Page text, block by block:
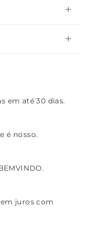
em até 30 dias.
é nosso.
.
juros com